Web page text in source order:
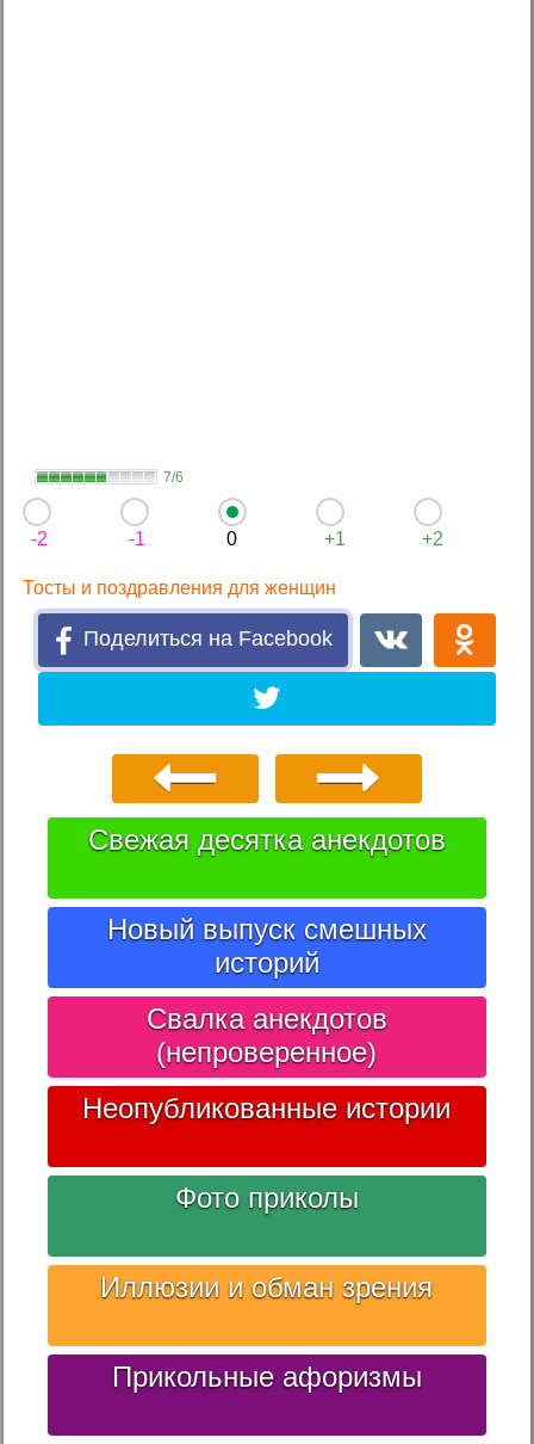
7/6
-2 -1 0 +1 +2
Тосты и поздравления для женщин
Поделиться на Facebook
Свежая десятка анекдотов
Новый выпуск смешных
историй
Свалка анекдотов
(непроверенное)
Неопубликованные истории
Фото приколы
Иллюзии и обман зрения
Прикольные афоризмы